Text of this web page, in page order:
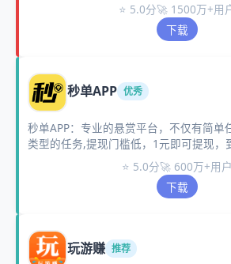
⭐ 5.0分🚀 1500万+用
下载
秒单APP 优秀
秒单APP：专业的悬赏平台，不仅有简单
类型的任务,提现门槛低，1元即可提现，
⭐ 5.0分🚀 600万+用户
下载
玩游赚 推荐